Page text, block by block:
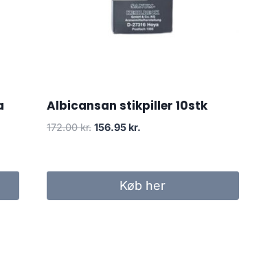
Albicansan stikpiller 10stk
172.00kr. Den
var:
172.00 kr..
156.95 kr.Den
er:
156.95 kr..
Køb her